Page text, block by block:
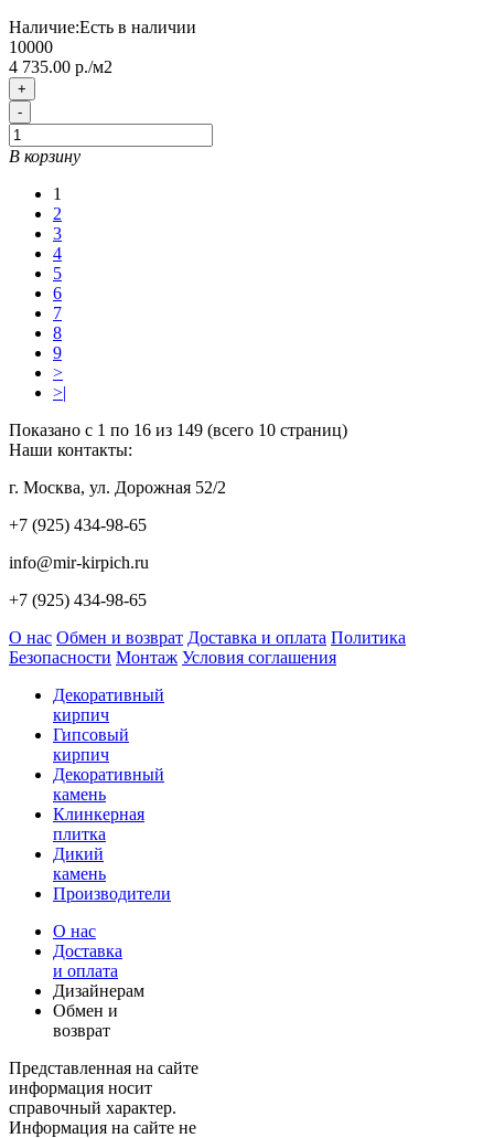
Наличие:Есть в наличии
10000
4 735.00 р./м2
+
-
В корзину
1
2
3
4
5
6
7
8
9
>
>|
Показано с 1 по 16 из 149 (всего 10 страниц)
Наши контакты:
г. Москва, ул. Дорожная 52/2
+7 (925) 434-98-65
info@mir-kirpich.ru
+7 (925) 434-98-65
О нас Обмен и возврат Доставка и оплата Политика
Безопасности Монтаж Условия соглашения
Декоративный
кирпич
Гипсовый
кирпич
Декоративный
камень
Клинкерная
плитка
Дикий
камень
Производители
О нас
Доставка
и оплата
Дизайнерам
Обмен и
возврат
Представленная на сайте
информация носит
справочный характер.
Информация на сайте не